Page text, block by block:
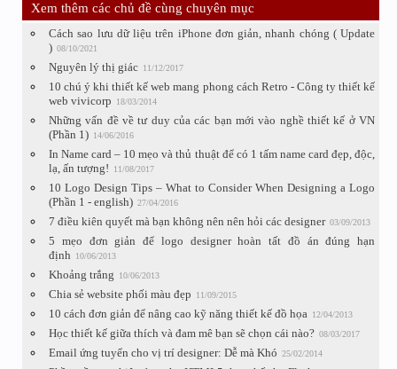
Xem thêm các chủ đề cùng chuyên mục
Cách sao lưu dữ liệu trên iPhone đơn giản, nhanh chóng ( Update
) 08/10/2021
Nguyên lý thị giác 11/12/2017
10 chú ý khi thiết kế web mang phong cách Retro - Công ty thiết kế
web vivicorp
18/03/2014
Những vấn đề về tư duy của các bạn mới vào nghề thiết kế ở VN
(Phần 1) 14/06/2016
In Name card – 10 mẹo và thủ thuật để có 1 tấm name card đẹp, độc,
lạ, ấn tượng!
11/08/2017
10 Logo Design Tips – What to Consider When Designing a Logo
(Phần 1 - english) 27/04/2016
7 điều kiên quyết mà bạn không nên nên hỏi các designer 03/09/2013
5 mẹo đơn giản để logo designer hoàn tất đồ án đúng hạn
định
10/06/2013
Khoảng trắng 10/06/2013
Chia sẻ website phối màu đẹp 11/09/2015
10 cách đơn giản để nâng cao kỹ năng thiết kế đồ họa 12/04/2013
Học thiết kế giữa thích và đam mê bạn sẽ chọn cái nào? 08/03/2017
Email ứng tuyển cho vị trí designer: Dễ mà Khó 25/02/2014